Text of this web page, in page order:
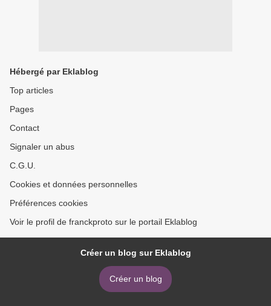
Hébergé par Eklablog
Top articles
Pages
Contact
Signaler un abus
C.G.U.
Cookies et données personnelles
Préférences cookies
Voir le profil de franckproto sur le portail Eklablog
Créer un blog sur Eklablog
Créer un blog